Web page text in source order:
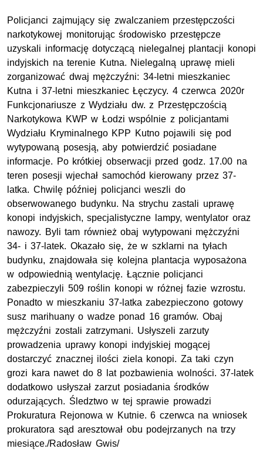
Policjanci zajmujący się zwalczaniem przestępczości
narkotykowej monitorując środowisko przestępcze
uzyskali informację dotyczącą nielegalnej plantacji konopi
indyjskich na terenie Kutna. Nielegalną uprawę mieli
zorganizować dwaj mężczyźni: 34-letni mieszkaniec
Kutna i 37-letni mieszkaniec Łęczycy. 4 czerwca 2020r
Funkcjonariusze z Wydziału dw. z Przestępczością
Narkotykowa KWPw Łodzi wspólnie z policjantami
Wydziału KryminalnegoKPP Kutno pojawili się pod
wytypowaną posesją, aby potwierdzić posiadane
informacje. Po krótkiej obserwacji przed godz. 17.00 na
teren posesji wjechał samochód kierowany przez 37-
latka. Chwilę później policjanci weszli do
obserwowanego budynku. Na strychu zastali uprawę
konopi indyjskich, specjalistyczne lampy, wentylator oraz
nawozy. Byli tam również obaj wytypowani mężczyźni
34- i 37-latek. Okazało się, że w szklarni na tyłach
budynku, znajdowała się kolejna plantacja wyposażona
w odpowiednią wentylację. Łącznie policjanci
zabezpieczyli 509 roślin konopi w różnej fazie wzrostu.
Ponadto w mieszkaniu 37-latka zabezpieczono gotowy
susz marihuany o wadze ponad 16 gramów. Obaj
mężczyźni zostali zatrzymani. Usłyszeli zarzuty
prowadzenia uprawy konopi indyjskiej mogącej
dostarczyć znacznej ilości ziela konopi. Za taki czyn
grozi kara nawet do 8 lat pozbawienia wolności. 37-latek
dodatkowo usłyszał zarzut posiadania środków
odurzających. Śledztwo w tej sprawie prowadzi
Prokuratura Rejonowa w Kutnie. 6 czerwca na wniosek
prokuratora sąd aresztował obu podejrzanych na trzy
miesiące./Radosław Gwis/